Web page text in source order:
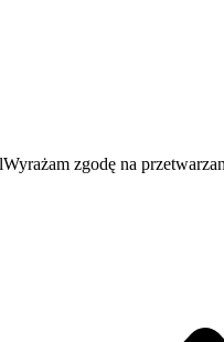
Wyrażam zgodę na